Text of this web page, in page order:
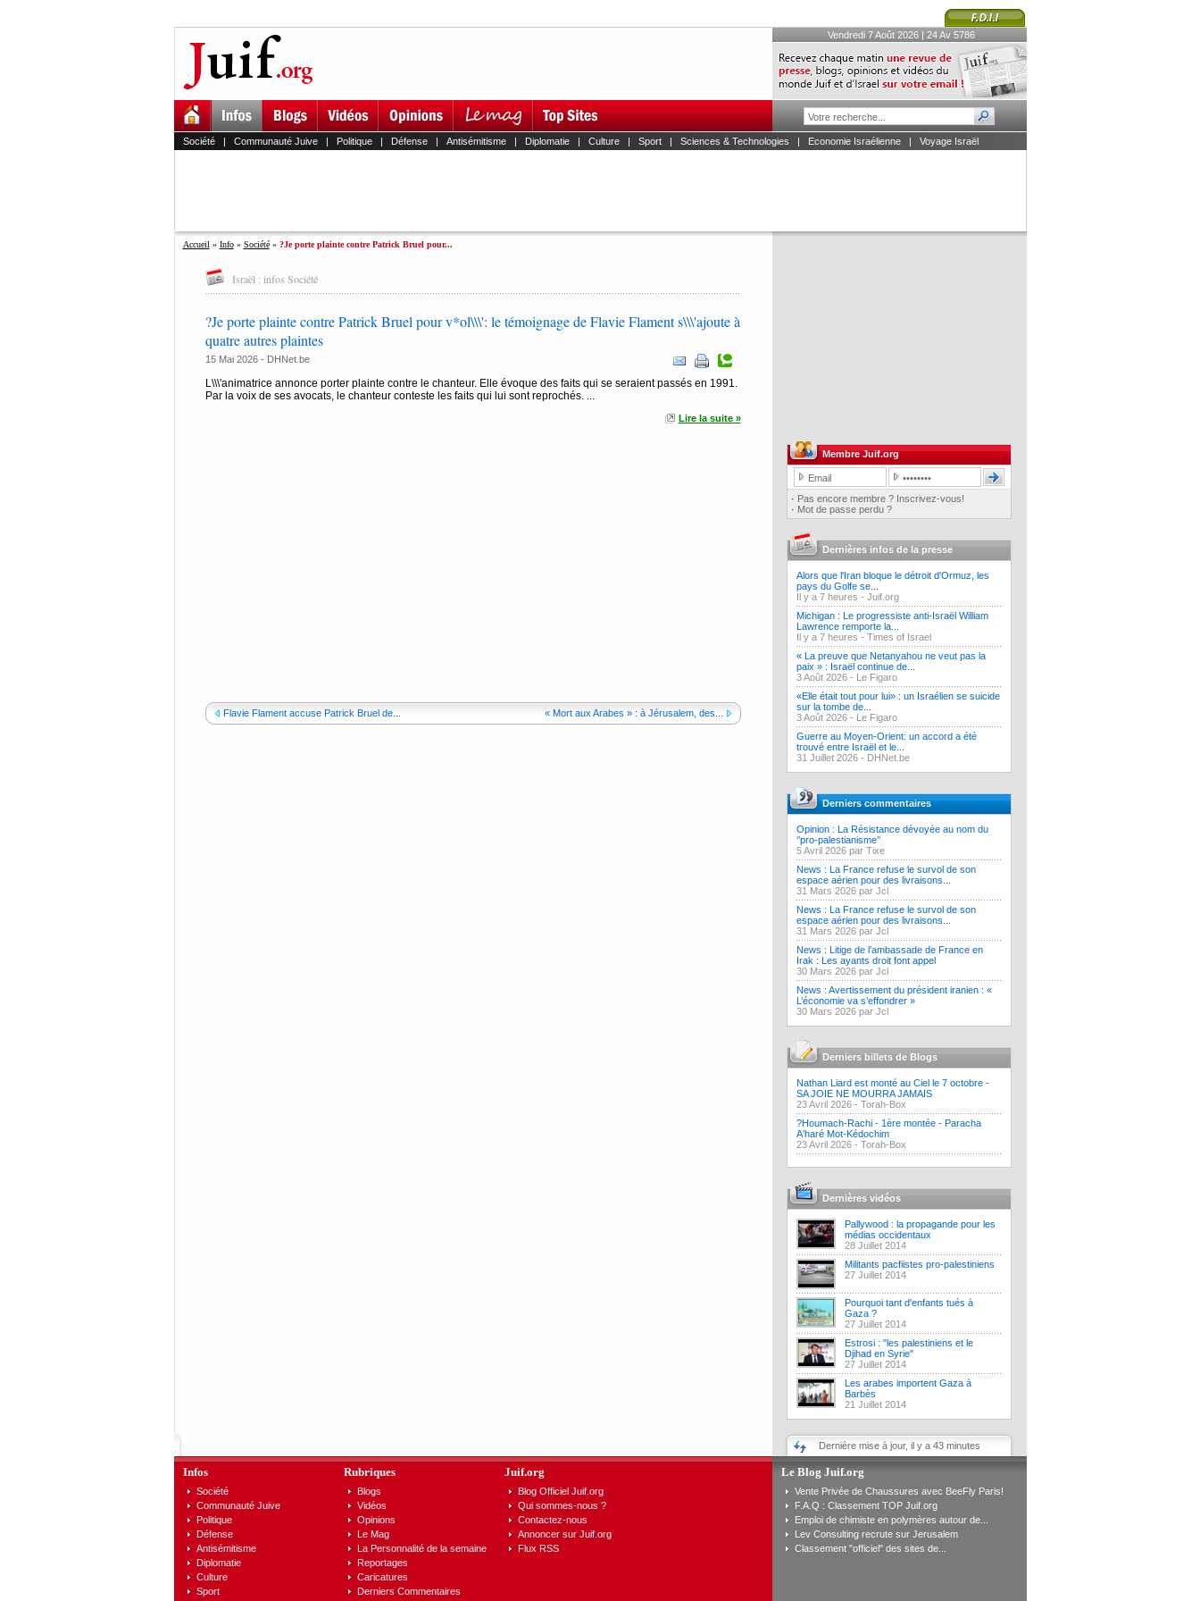
Vendredi 7 Août 2026 | 24 Av 5786
Société| Communauté Juive| Politique| Défense| Antisémitisme| Diplomatie| Culture| Sport| Sciences & Technologies | Economie Israélienne| Voyage Israël
Accueil » Info» Société» ?Je porte plainte contre Patrick Bruel pour...
Israël : infos Société
?Je porte plainte contre Patrick Bruel pour v*ol\\\': le témoignage de Flavie Flament s\\\'ajoute à
quatre autres plaintes
15 Mai 2026 - DHNet.be
L\\\'animatrice annonce porter plainte contre le chanteur. Elle évoque des faits qui se seraient passés en 1991.
Par la voix de ses avocats, le chanteur conteste les faits qui lui sont reprochés. ...
Lire la suite »
Flavie Flament accuse Patrick Bruel de... « Mort aux Arabes » : à Jérusalem, des...
Membre Juif.org
· Pas encore membre ? Inscrivez-vous!
· Mot de passe perdu ?
Dernières infos de la presse
Alors que l'Iran bloque le détroit d'Ormuz, les
pays du Golfe se...
Il y a 7 heures - Juif.org
Michigan : Le progressiste anti-Israël William
Lawrence remporte la...
Il y a 7 heures - Times of Israel
« La preuve que Netanyahou ne veut pas la
paix » : Israël continue de...
3 Août 2026 - Le Figaro
«Elle était tout pour lui» : un Israélien se suicide
sur la tombe de...
3 Août 2026 - Le Figaro
Guerre au Moyen-Orient: un accord a été
trouvé entre Israël et le...
31 Juillet 2026 - DHNet.be
Derniers commentaires
Opinion : La Résistance dévoyée au nom du
‘’pro-palestianisme’’
5 Avril 2026 par Tixe
News : La France refuse le survol de son
espace aérien pour des livraisons...
31 Mars 2026 par Jcl
News : La France refuse le survol de son
espace aérien pour des livraisons...
31 Mars 2026 par Jcl
News : Litige de l’ambassade de France en
Irak : Les ayants droit font appel
30 Mars 2026 par Jcl
News : Avertissement du président iranien : «
L’économie va s’effondrer »
30 Mars 2026 par Jcl
Derniers billets de Blogs
Nathan Liard est monté au Ciel le 7 octobre -
SA JOIE NE MOURRA JAMAIS
23 Avril 2026 - Torah-Box
?Houmach-Rachi - 1ère montée - Paracha
A'haré Mot-Kédochim
23 Avril 2026 - Torah-Box
Dernières vidéos
Pallywood : la propagande pour les
médias occidentaux
28 Juillet 2014
Militants pacfiistes pro-palestiniens
27 Juillet 2014
Pourquoi tant d'enfants tués à
Gaza ?
27 Juillet 2014
Estrosi : "les palestiniens et le
Djihad en Syrie"
27 Juillet 2014
Les arabes importent Gaza à
Barbès
21 Juillet 2014
Dernière mise à jour, il y a 43 minutes
Infos
Société
Communauté Juive
Politique
Défense
Antisémitisme
Diplomatie
Culture
Sport
Rubriques
Blogs
Vidéos
Opinions
Le Mag
La Personnalité de la semaine
Reportages
Caricatures
Derniers Commentaires
Juif.org
Blog Officiel Juif.org
Qui sommes-nous ?
Contactez-nous
Annoncer sur Juif.org
Flux RSS
Le Blog Juif.org
Vente Privée de Chaussures avec BeeFly Paris!
F.A.Q : Classement TOP Juif.org
Emploi de chimiste en polymères autour de...
Lev Consulting recrute sur Jerusalem
Classement "officiel" des sites de...